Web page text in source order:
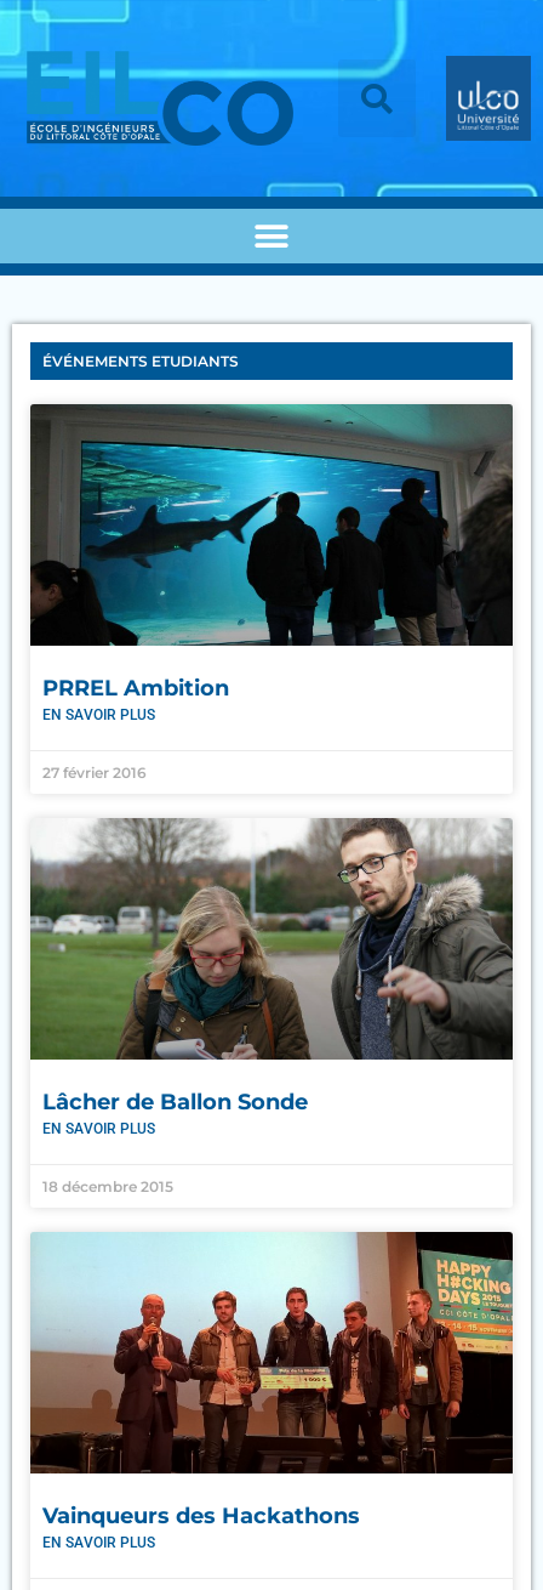
ÉVÉNEMENTS ETUDIANTS
PRREL Ambition
EN SAVOIR PLUS
27 février 2016
Lâcher de Ballon Sonde
EN SAVOIR PLUS
18 décembre 2015
Vainqueurs des Hackathons
EN SAVOIR PLUS